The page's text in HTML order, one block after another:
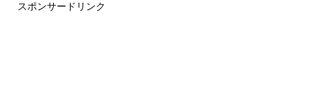
スポンサードリンク